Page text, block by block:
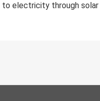
electricity through solar